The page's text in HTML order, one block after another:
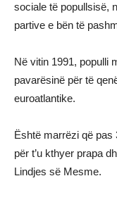
sociale të popullsisë,
partive e bën të
Në vitin 1991, populli
pavarësinë për të
euroatlantike.
Është marrëzi që pas
për t’u kthyer prapa
Lindjes së Mesme.